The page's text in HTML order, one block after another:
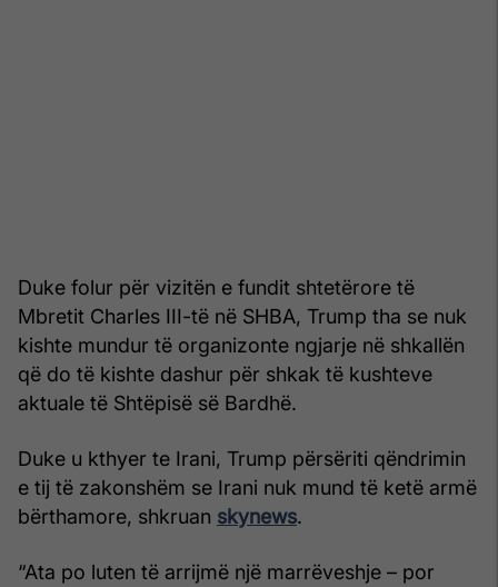
Duke folur për vizitën e fundit shtetërore të
Mbretit Charles III-të në SHBA, Trump tha se nuk
kishte mundur të organizonte ngjarje në shkallën
që do të kishte dashur për shkak të kushteve
aktuale të Shtëpisë së Bardhë.
Duke u kthyer te Irani, Trump përsëriti qëndrimin
e tij të zakonshëm se Irani nuk mund të ketë armë
bërthamore, shkruan skynews.
“Ata po luten të arrijmë një marrëveshje – por